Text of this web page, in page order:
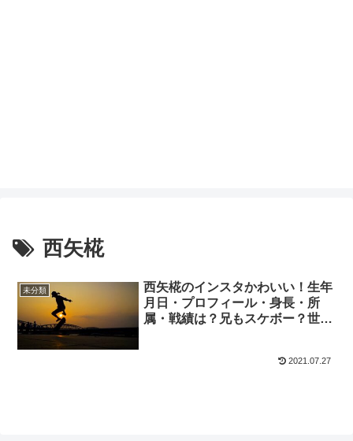
西矢椛
未分類
西矢椛のインスタかわいい！生年
月日・プロフィール・身長・所
属・戦績は？兄もスケボー？世界
2021.07.27